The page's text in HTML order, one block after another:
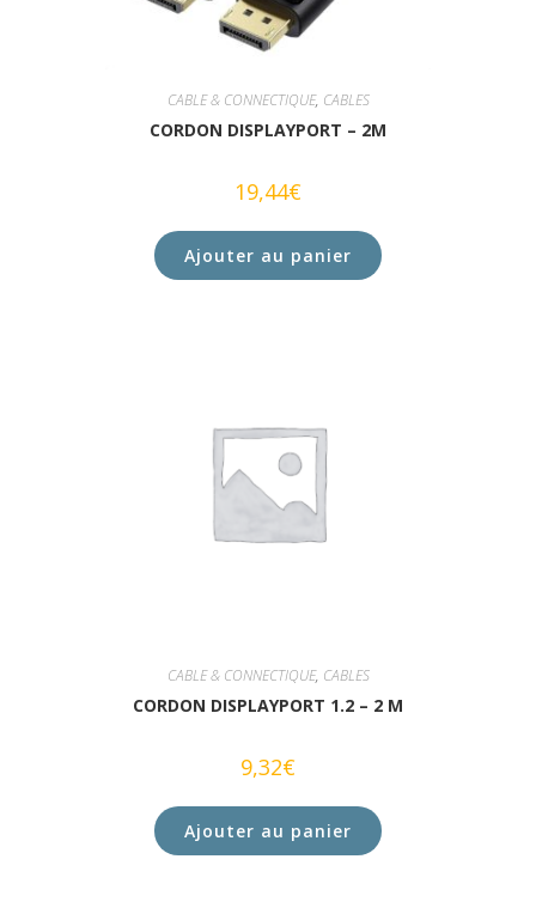
CABLE & CONNECTIQUE, CABLES
CORDON DISPLAYPORT – 2M
19,44€
Ajouter au panier
CABLE & CONNECTIQUE, CABLES
CORDON DISPLAYPORT 1.2 – 2 M
9,32€
Ajouter au panier